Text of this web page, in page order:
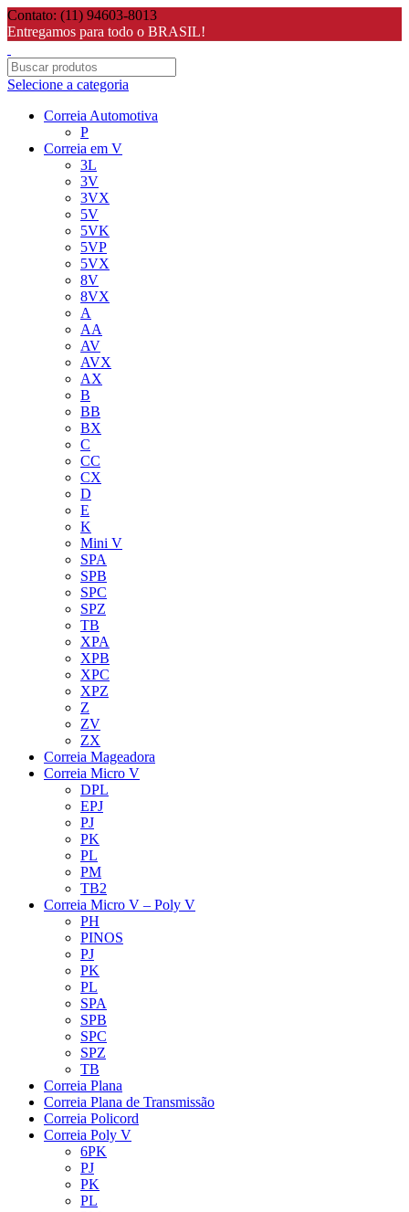
Contato: (11) 94603-8013
Entregamos para todo o BRASIL!
Selecione a categoria
Correia Automotiva
P
Correia em V
3L
3V
3VX
5V
5VK
5VP
5VX
8V
8VX
A
AA
AV
AVX
AX
B
BB
BX
C
CC
CX
D
E
K
Mini V
SPA
SPB
SPC
SPZ
TB
XPA
XPB
XPC
XPZ
Z
ZV
ZX
Correia Mageadora
Correia Micro V
DPL
EPJ
PJ
PK
PL
PM
TB2
Correia Micro V – Poly V
PH
PINOS
PJ
PK
PL
SPA
SPB
SPC
SPZ
TB
Correia Plana
Correia Plana de Transmissão
Correia Policord
Correia Poly V
6PK
PJ
PK
PL